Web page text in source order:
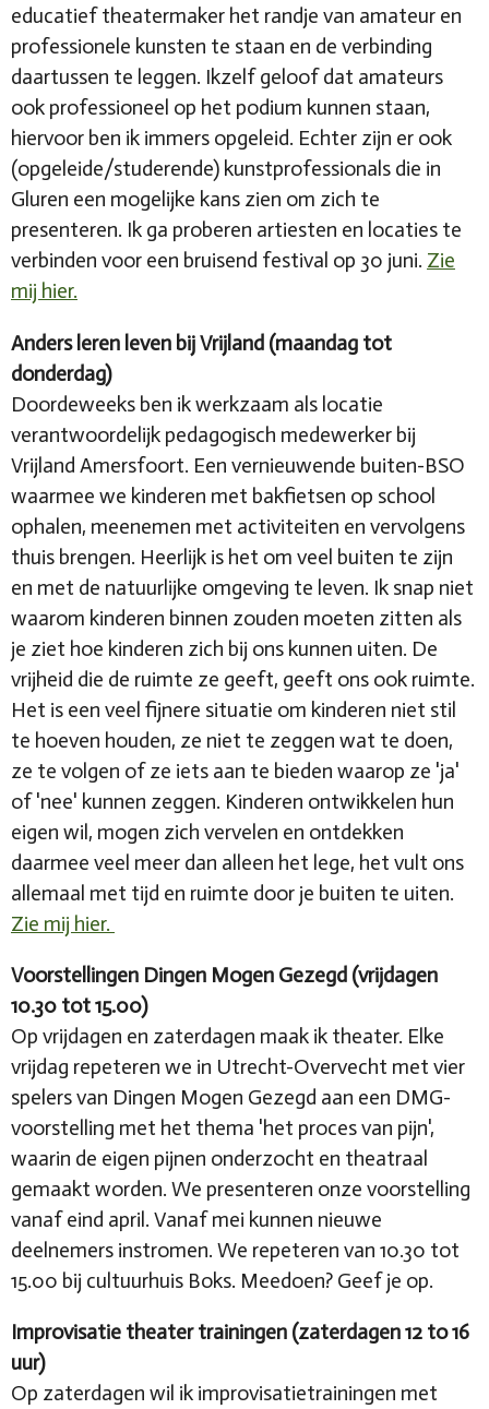
educatief theatermaker het randje van amateur en
professionele kunsten te staan en de verbinding
daartussen te leggen. Ikzelf geloof dat amateurs
ook professioneel op het podium kunnen staan,
hiervoor ben ik immers opgeleid. Echter zijn er ook
(opgeleide/studerende) kunstprofessionals die in
Gluren een mogelijke kans zien om zich te
presenteren. Ik ga proberen artiesten en locaties te
verbinden voor een bruisend festival op 30 juni. Zie
mij hier.
Anders leren leven bij Vrijland (maandag tot
donderdag)
Doordeweeks ben ik werkzaam als locatie
verantwoordelijk pedagogisch medewerker bij
Vrijland Amersfoort. Een vernieuwende buiten-BSO
waarmee we kinderen met bakfietsen op school
ophalen, meenemen met activiteiten en vervolgens
thuis brengen. Heerlijk is het om veel buiten te zijn
en met de natuurlijke omgeving te leven. Ik snap niet
waarom kinderen binnen zouden moeten zitten als
je ziet hoe kinderen zich bij ons kunnen uiten. De
vrijheid die de ruimte ze geeft, geeft ons ook ruimte.
Het is een veel fijnere situatie om kinderen niet stil
te hoeven houden, ze niet te zeggen wat te doen,
ze te volgen of ze iets aan te bieden waarop ze 'ja'
of 'nee' kunnen zeggen. Kinderen ontwikkelen hun
eigen wil, mogen zich vervelen en ontdekken
daarmee veel meer dan alleen het lege, het vult ons
allemaal met tijd en ruimte door je buiten te uiten.
Zie mij hier.
Voorstellingen Dingen Mogen Gezegd (vrijdagen
10.30 tot 15.00)
Op vrijdagen en zaterdagen maak ik theater. Elke
vrijdag repeteren we in Utrecht-Overvecht met vier
spelers van Dingen Mogen Gezegd aan een DMG-
voorstelling met het thema 'het proces van pijn',
waarin de eigen pijnen onderzocht en theatraal
gemaakt worden. We presenteren onze voorstelling
vanaf eind april. Vanaf mei kunnen nieuwe
deelnemers instromen. We repeteren van 10.30 tot
15.00 bij cultuurhuis Boks. Meedoen? Geef je op.
Improvisatie theater trainingen (zaterdagen 12 to 16
uur)
Op zaterdagen wil ik improvisatietrainingen met